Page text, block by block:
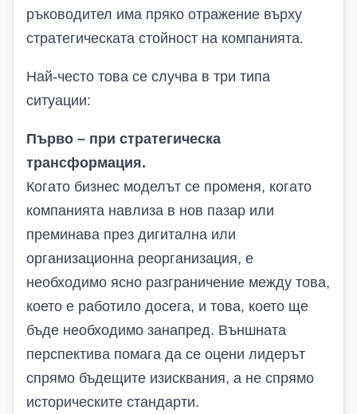
ръководител има пряко отражение върху
стратегическата стойност на компанията.
Най-често това се случва в три типа
ситуации:
Първо – при стратегическа
трансформация.
Когато бизнес моделът се променя, когато
компанията навлиза в нов пазар или
преминава през дигитална или
организационна реорганизация, е
необходимо ясно разграничение между това,
което е работило досега, и това, което ще
бъде необходимо занапред. Външната
перспектива помага да се оцени лидерът
спрямо бъдещите изисквания, а не спрямо
историческите стандарти.